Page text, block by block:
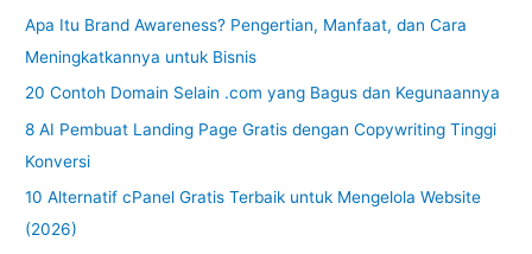
Apa Itu Brand Awareness? Pengertian, Manfaat, dan Cara
Meningkatkannya untuk Bisnis
20 Contoh Domain Selain .com yang Bagus dan Kegunaannya
8 AI Pembuat Landing Page Gratis dengan Copywriting Tinggi
Konversi
10 Alternatif cPanel Gratis Terbaik untuk Mengelola Website
(2026)